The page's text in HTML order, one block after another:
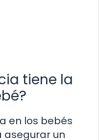
tiene la
en los bebés
un